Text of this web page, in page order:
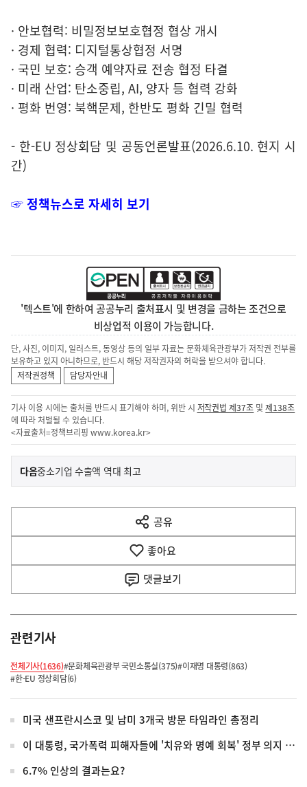
· 안보협력: 비밀정보보호협정 협상 개시
· 경제 협력: 디지털통상협정 서명
· 국민 보호: 승객 예약자료 전송 협정 타결
· 미래 산업: 탄소중립, AI, 양자 등 협력 강화
· 평화 번영: 북핵문제, 한반도 평화 긴밀 협력
- 한-EU 정상회담 및 공동언론발표(2026.6.10. 현지 시
간)
☞ 정책뉴스로 자세히 보기
'텍스트'에 한하여 공공누리 출처표시 및 변경을 금하는 조건으로
비상업적 이용이 가능합니다.
단, 사진, 이미지, 일러스트, 동영상 등의 일부 자료는 문화체육관광부가 저작권 전부를
보유하고 있지 아니하므로, 반드시 해당 저작권자의 허락을 받으셔야 합니다.
저작권정책
담당자안내
기사 이용 시에는 출처를 반드시 표기해야 하며, 위반 시 저작권법 제37조 및제138조
에 따라 처벌될 수 있습니다.
<자료출처=정책브리핑 www.korea.kr>
이
전
다
음
다음기
중소기업 수출액 역대 최고
공유
열
기
좋아요
댓글보기
관련기사
전체기사(1636)#문화체육관광부 국민소통실(375)#이재명 대통령(863)
#한-EU 정상회담(6)
미국 샌프란시스코 및 남미 3개국 방문 타임라인 총정리
이 대통령, 국가폭력 피해자들에 '치유와 명예 회복' 정부 의지 전달
6.7% 인상의 결과는요?